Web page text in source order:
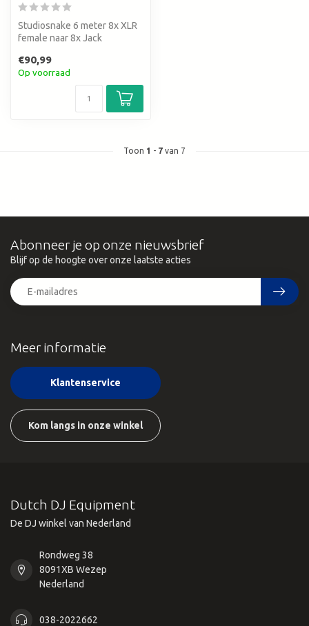
Studiosnake 6 meter 8x XLR
female naar 8x Jack
€90,99
Op voorraad
Toon 1 - 7 van 7
Meer informatie
Klantenservice
Kom langs in onze winkel
Abonneer je op onze nieuwsbrief
Blijf op de hoogte over onze laatste acties
Dutch DJ Equipment
De DJ winkel van Nederland
Rondweg 38
8091XB Wezep
Nederland
038-2022662